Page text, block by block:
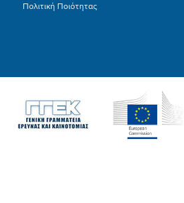
Πολιτική Ποιότητας